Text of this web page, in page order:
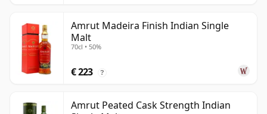
Amrut Madeira Finish Indian Single
Malt
70cl • 50%
€ 223 ?
Amrut Peated Cask Strength Indian